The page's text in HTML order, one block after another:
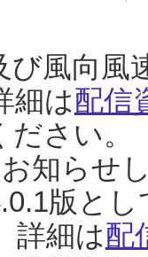
び風向風
細は配信
ださい。
知らせ
版と
詳細は配